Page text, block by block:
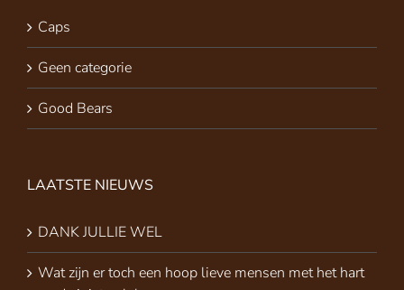
Caps
Geen categorie
Good Bears
LAATSTE NIEUWS
DANK JULLIE WEL
Wat zijn er toch een hoop lieve mensen met het hart